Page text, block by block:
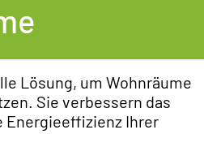
Lösung, um Wohnräume
Sie verbessern das
Energieeffizienz Ihrer